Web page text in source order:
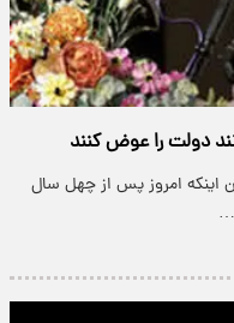
دولت را عوض کنند
اینکه امروز پس از چهل سال